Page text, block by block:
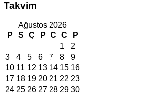
Takvim
Ağustos 2026
P
S Ç P C C
P
1
2
3
4 5 6 7 8
9
10 11 12 13 14 15 16
17 18 19 20 21 22 23
24 25 26 27 28 29 30